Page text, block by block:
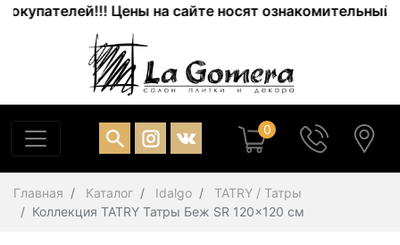
Цены на сайте носят ознакомительный
0
Главная Каталог Idalgo
TATRY / Татры
Коллекция TATRY Татры Беж SR 120x120 см